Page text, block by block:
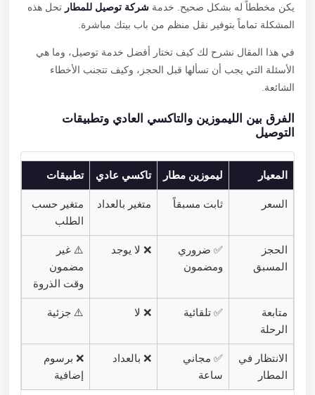
يكن مخططاً له بشكل صحيح. خدمةشركة توصيل للمطارتحل هذه
المشكلة تماماً بتوفير نقل منظم من باب بيتك مباشرة.
في هذا المقال نشرح لك كيف تختار أفضل خدمة توصيل، وما هي
الأسئلة التي يجب أن تسألها قبل الحجز، وكيف تتجنب الأخطاء
الشائعة.
الفرق بين الليموزين والتاكسي العادي وتطبيقات
التوصيل
المعيار ليموزين مطار تاكسي عادي تطبيقات
السعر ثابت مسبقاً متغير بالعداد
متغير حسب
الطلب
الحجز
المسبق
✅ ضروري
ومضمون
❌ لا يوجد
⚠️ غير
مضمون
وقت الذروة
متابعة
الرحلة
✅ تلقائية ❌ لا ⚠️ جزئية
الانتظار في
المطار
✅ مجاني
ساعة
❌ بالعداد
❌ برسوم
إضافية